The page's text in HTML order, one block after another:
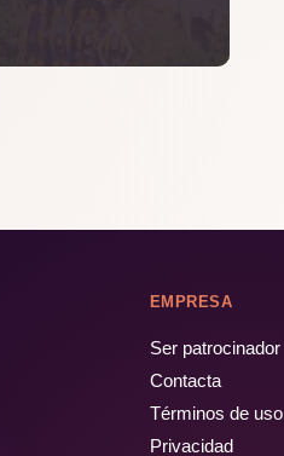
EMPRESA
Ser patrocinador
Contacta
Términos de uso
Privacidad